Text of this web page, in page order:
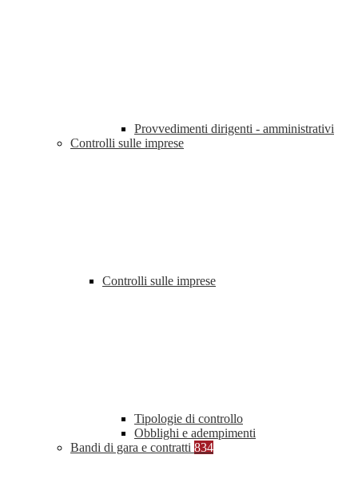
Provvedimenti dirigenti - amministrativi
Controlli sulle imprese
Controlli sulle imprese
Tipologie di controllo
Obblighi e adempimenti
Bandi di gara e contratti 834